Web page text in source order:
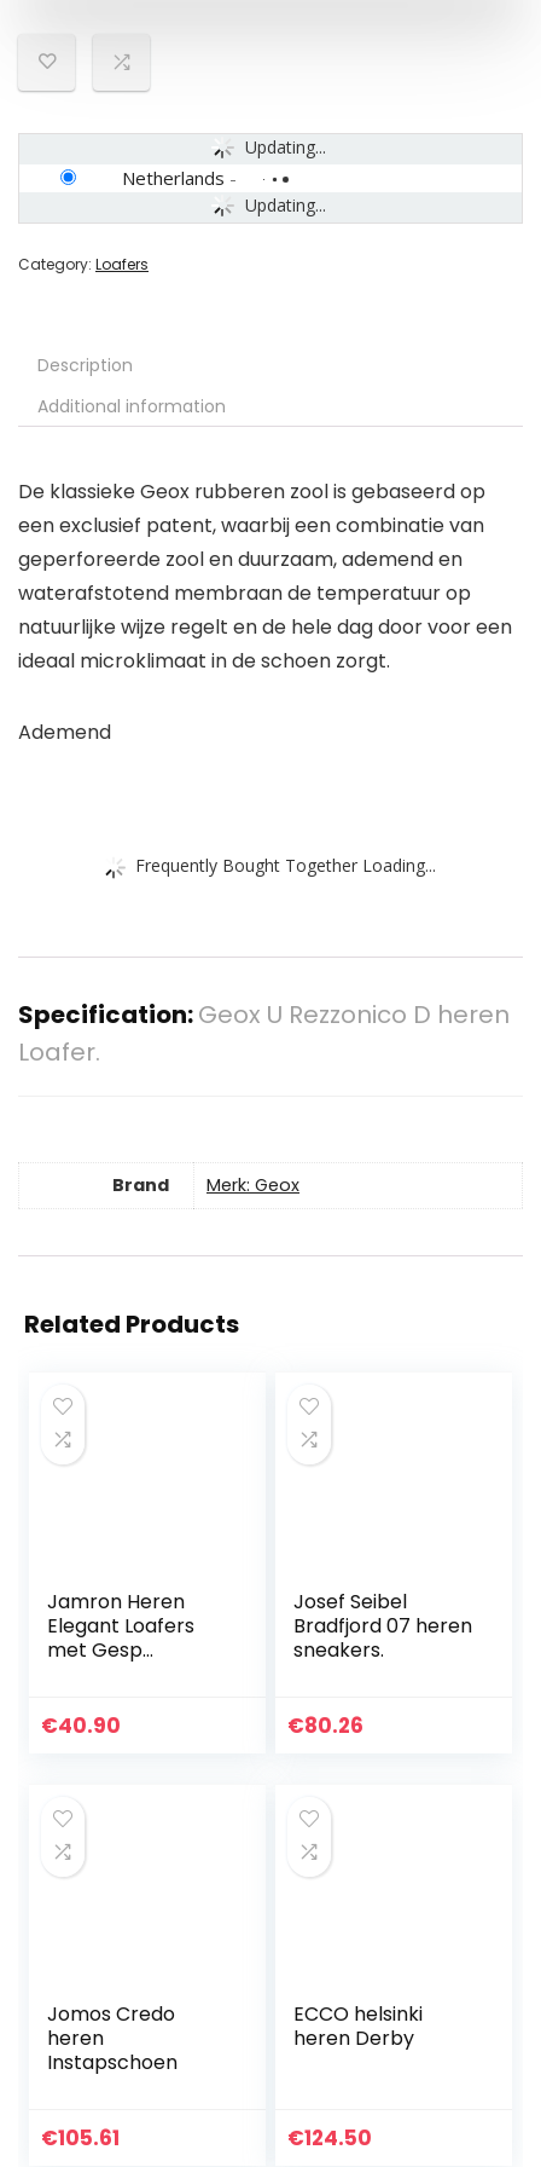
Updating...
Updating...
Netherlands -
Category: Loafers
Description
Additional information
De klassieke Geox rubberen zool is gebaseerd op
een exclusief patent, waarbij een combinatie van
geperforeerde zool en duurzaam, ademend en
waterafstotend membraan de temperatuur op
natuurlijke wijze regelt en de hele dag door voor een
ideaal microklimaat in de schoen zorgt.
Ademend
Frequently Bought Together Loading...
Specification:Geox U Rezzonico D heren
Loafer.
Brand Merk: Geox
Related Products
Jamron Heren
Elegant Loafers
met Gesp
Mocassin Slippers
€40.90
Josef Seibel
Bradfjord 07 heren
sneakers.
€80.26
Jomos Credo
heren
Instapschoen
€105.61
ECCO helsinki
heren Derby
€124.50